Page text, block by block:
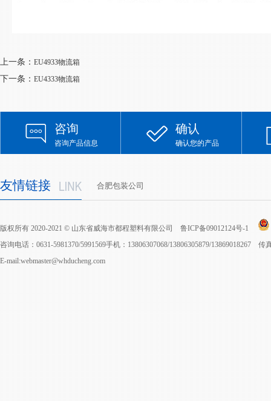
上一条： EU4933物流箱
下一条： EU4333物流箱
咨询
咨询产品信息
确认
确认您的产品
友情链接 合肥包装公司
版权所有 2020-2021 © 山东省威海市都程塑料有限公司 鲁ICP备09012124号-1
咨询电话：0631-5981370/5991569手机：13806307068/13806305879/13869018267
E-mail:webmaster@whducheng.com